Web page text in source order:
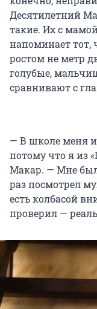
Десятилетний
такие. Их с
напоминает тот,
ростом не метр
голубые,
сравнивают с
— В школе меня
потому что я из
Макар. — Мне
раз посмотрел
есть колбасой
проверил —